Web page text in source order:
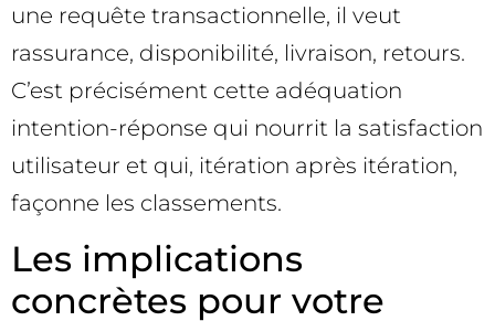
une requête transactionnelle, il veut
rassurance, disponibilité, livraison, retours.
C’est précisément cette adéquation
intention-réponse qui nourrit la satisfaction
utilisateur et qui, itération après itération,
façonne les classements.
Les implications
concrètes pour votre